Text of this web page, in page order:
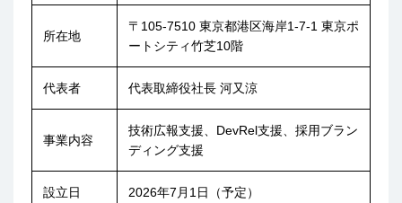
所在地
〒105-7510 東京都港区海岸1-7-1 東京ポ
ートシティ竹芝10階
代表者 代表取締役社長 河又涼
事業内容
技術広報支援、DevRel支援、採用ブラン
ディング支援
設立日 2026年7月1日（予定）